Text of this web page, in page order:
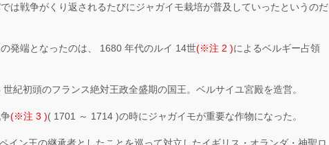
は戦争がくり返されるたびにジャガイモ栽培が普及していったというのだ
発端となったのは、 1680 年代のルイ 14世(※注 2 )によるベルギー占領
紀初頭のフランス絶対王政全盛期の国王。ベルサイユ宮殿を造営。
(※注 3 )( 1701 ～ 1714 )の時にジャガイモが重要な作物になった。